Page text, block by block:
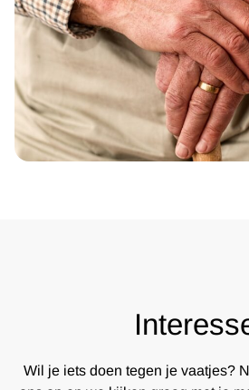
Wil je iets doen tegen je vaatjes?